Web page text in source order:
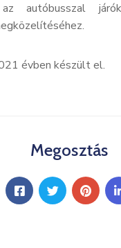
az autóbusszal
évben készült el.
Megosztás